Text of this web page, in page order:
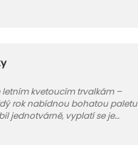
letním kvetoucím trvalkám –
rok nabídnou bohatou paletu
jednotvárně, vyplatí se je
článku vám ukážeme, s
nejlépe ladí.